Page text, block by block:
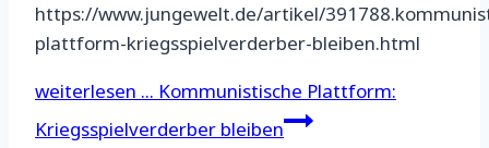
https://www.jungewelt.de/artikel/
plattform-kriegsspielverderber-bleiben.html
weiterlesen ... Kommunistische Plattform:
Kriegsspielverderber bleiben